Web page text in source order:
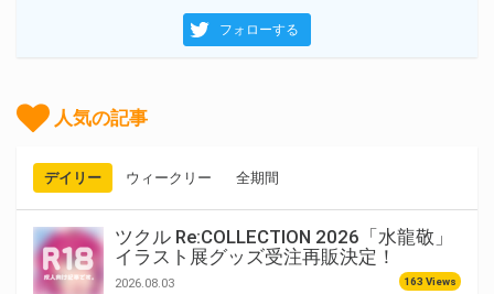
フォローする
人気の記事
デイリー ウィークリー 全期間
ツクル Re:COLLECTION 2026「水龍敬」
イラスト展グッズ受注再販決定！
2026.08.03 163 Views